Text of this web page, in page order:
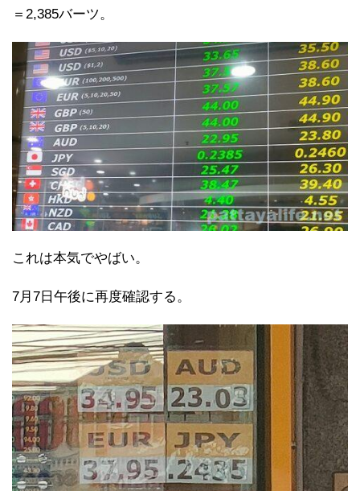
＝2,385バーツ。
これは本気でやばい。
7月7日午後に再度確認する。